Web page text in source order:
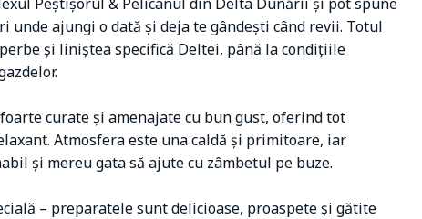
unde ajungi o dată și deja te gândești când revii. Totul
și liniștea specifică Deltei, până la condițiile
curate și amenajate cu bun gust, oferind tot
Atmosfera este una caldă și primitoare, iar
și mereu gata să ajute cu zâmbetul pe buze.
– preparatele sunt delicioase, proaspete și gătite